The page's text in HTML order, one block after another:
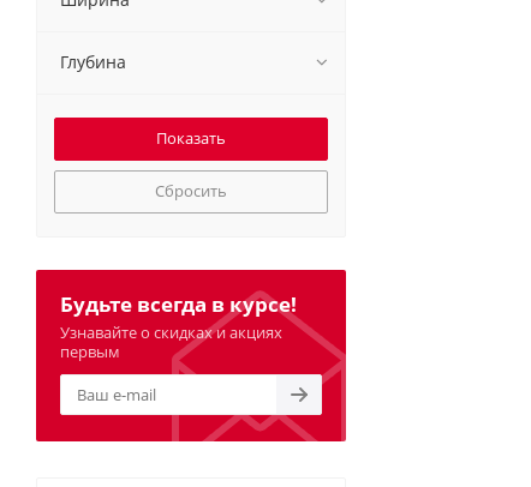
Глубина
Сбросить
Будьте всегда в курсе!
Узнавайте о скидках и акциях
первым